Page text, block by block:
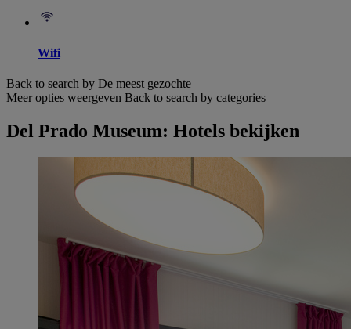
Wifi
Back to search by De meest gezochte
Meer opties weergeven Back to search by categories
Del Prado Museum: Hotels bekijken